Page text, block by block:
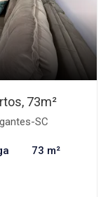
73m²
SC
73 m²